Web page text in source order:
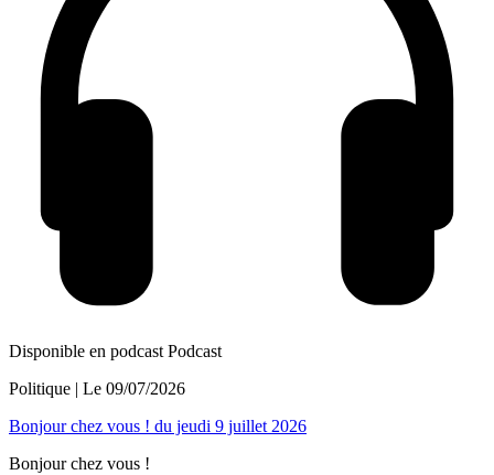
Disponible en podcast Podcast
Politique | Le 09/07/2026
Bonjour chez vous ! du jeudi 9 juillet 2026
Bonjour chez vous !